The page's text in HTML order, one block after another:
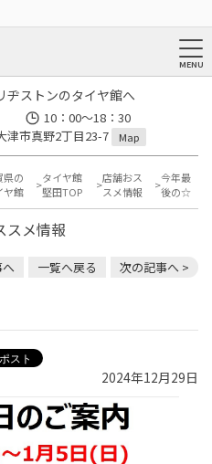
ヂストンのタイヤ館へ
10：00～18：30
市真野2丁目23-7
Map
県の
ヤ館
タイヤ館
堅田TOP
店舗おス
スメ情報
今年最
後の☆
スメ情報
へ 一覧へ戻る 次の記事へ >
2024年12月29日